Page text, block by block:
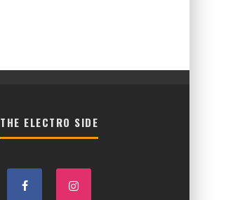
THE ELECTRO SIDE